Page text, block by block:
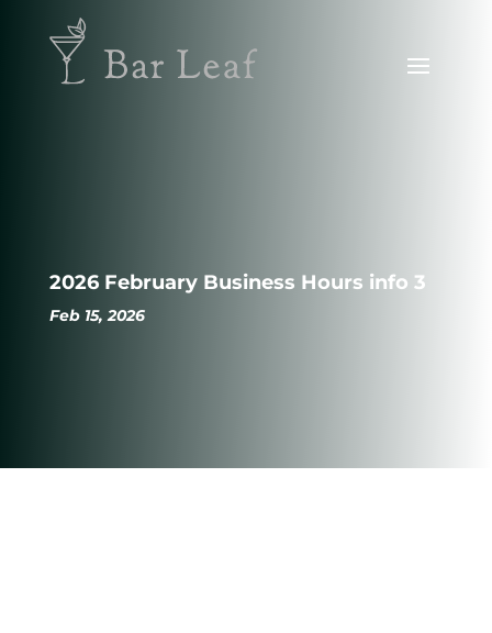
2026 February Business Hours info 3
Feb 15, 2026